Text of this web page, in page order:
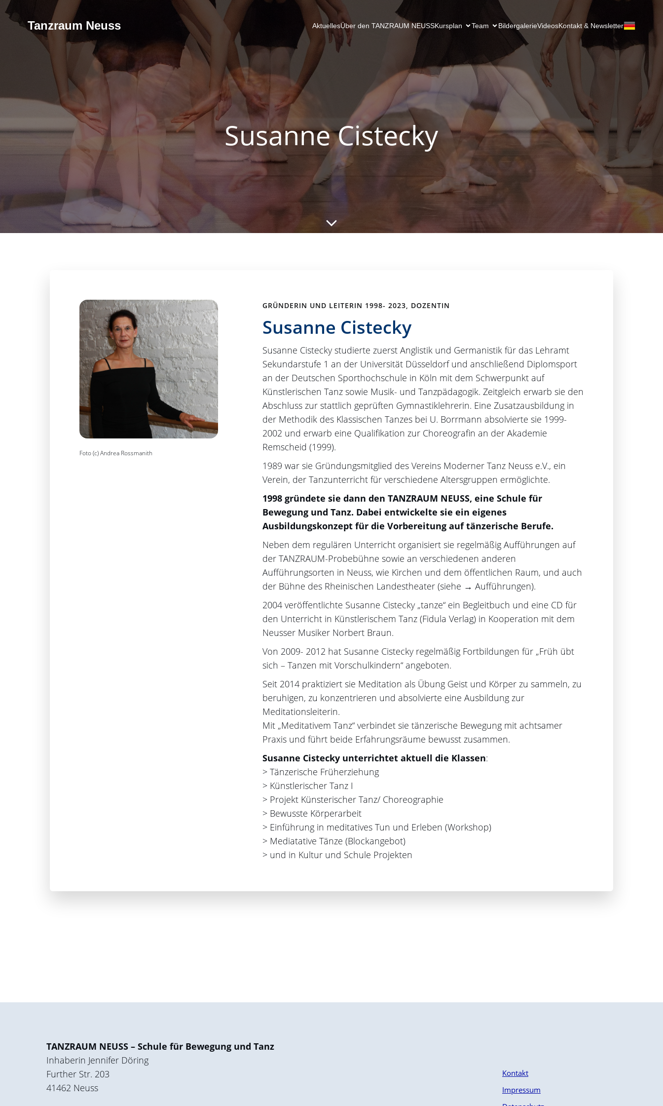
Tanzraum Neuss AktuellesÜber den TANZRAUM NEUSSKursplan Team BildergalerieVideosKontakt & Newsletter
Susanne Cistecky
Foto (c) Andrea Rossmanith
GRÜNDERIN UND LEITERIN 1998- 2023, DOZENTIN
Susanne Cistecky
Susanne Cistecky studierte zuerst Anglistik und Germanistik für das Lehramt
Sekundarstufe 1 an der Universität Düsseldorf und anschließend Diplomsport
an der Deutschen Sporthochschule in Köln mit dem Schwerpunkt auf
Künstlerischen Tanz sowie Musik- und Tanzpädagogik. Zeitgleich erwarb sie den
Abschluss zur stattlich geprüften Gymnastiklehrerin. Eine Zusatzausbildung in
der Methodik des Klassischen Tanzes bei U. Borrmann absolvierte sie 1999-
2002 und erwarb eine Qualifikation zur Choreografin an der Akademie
Remscheid (1999).
1989 war sie Gründungsmitglied des Vereins Moderner Tanz Neuss e.V., ein
Verein, der Tanzunterricht für verschiedene Altersgruppen ermöglichte.
1998 gründete sie dann den TANZRAUM NEUSS, eine Schule für
Bewegung und Tanz. Dabei entwickelte sie ein eigenes
Ausbildungskonzept für die Vorbereitung auf tänzerische Berufe.
Neben dem regulären Unterricht organisiert sie regelmäßig Aufführungen auf
der TANZRAUM-Probebühne sowie an verschiedenen anderen
Aufführungsorten in Neuss, wie Kirchen und dem öffentlichen Raum, und auch
der Bühne des Rheinischen Landestheater (siehe → Aufführungen).
2004 veröffentlichte Susanne Cistecky „tanze“ ein Begleitbuch und eine CD für
den Unterricht in Künstlerischem Tanz (Fidula Verlag) in Kooperation mit dem
Neusser Musiker Norbert Braun.
Von 2009- 2012 hat Susanne Cistecky regelmäßig Fortbildungen für „Früh übt
sich – Tanzen mit Vorschulkindern“ angeboten.
Seit 2014 praktiziert sie Meditation als Übung Geist und Körper zu sammeln, zu
beruhigen, zu konzentrieren und absolvierte eine Ausbildung zur
Meditationsleiterin.
Mit „Meditativem Tanz“ verbindet sie tänzerische Bewegung mit achtsamer
Praxis und führt beide Erfahrungsräume bewusst zusammen.
Susanne Cistecky unterrichtet aktuell die Klassen:
> Tänzerische Früherziehung
> Künstlerischer Tanz I
> Projekt Künsterischer Tanz/ Choreographie
> Bewusste Körperarbeit
> Einführung in meditatives Tun und Erleben (Workshop)
> Mediatative Tänze (Blockangebot)
> und in Kultur und Schule Projekten
TANZRAUM NEUSS – Schule für Bewegung und Tanz
Inhaberin Jennifer Döring
Further Str. 203
41462 Neuss
Kontakt
Impressum